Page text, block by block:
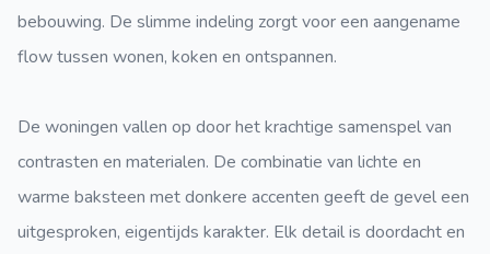
bebouwing. De slimme indeling zorgt voor een aangename
flow tussen wonen, koken en ontspannen.
De woningen vallen op door het krachtige samenspel van
contrasten en materialen. De combinatie van lichte en
warme baksteen met donkere accenten geeft de gevel een
uitgesproken, eigentijds karakter. Elk detail is doordacht en